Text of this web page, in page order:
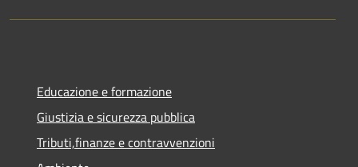
Educazione e formazione
Giustizia e sicurezza pubblica
Tributi,finanze e contravvenzioni